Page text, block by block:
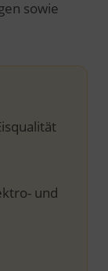
sowie
und